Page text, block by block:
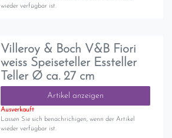
wieder verfügbar ist.
Villeroy & Boch V&B Fiori
weiss Speiseteller Essteller
Teller Ø ca. 27 cm
Artikel anzeigen
Ausverkauft
Lassen Sie sich benachrichigen, wenn der Artikel
wieder verfügbar ist.